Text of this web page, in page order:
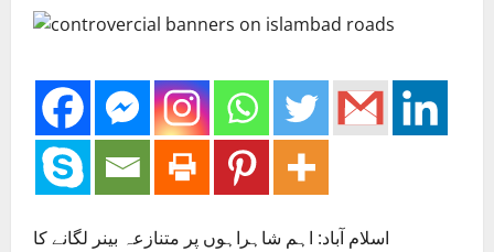
اسلام آباد: اہم شاہراہوں پر متنازعہ بینر لگانے کا